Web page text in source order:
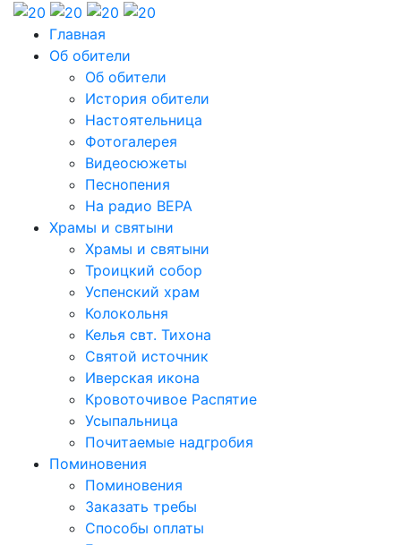
Главная
Об обители
Об обители
История обители
Настоятельница
Фотогалерея
Видеосюжеты
Песнопения
На радио ВЕРА
Храмы и святыни
Храмы и святыни
Троицкий собор
Успенский храм
Колокольня
Келья свт. Тихона
Святой источник
Иверская икона
Кровоточивое Распятие
Усыпальница
Почитаемые надгробия
Поминовения
Поминовения
Заказать требы
Способы оплаты